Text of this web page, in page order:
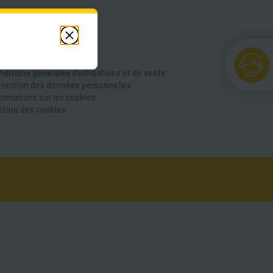
générales d'utilisations et de vente
des données personnelles
sur les cookies
des cookies